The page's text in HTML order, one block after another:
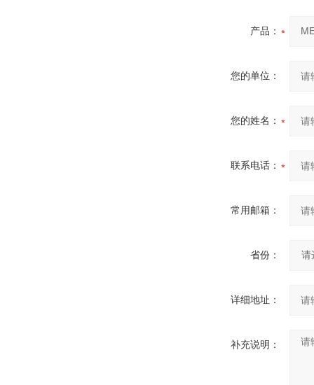
产品：
您的单位：
您的姓名：
联系电话：
常用邮箱：
省份：
详细地址：
补充说明：